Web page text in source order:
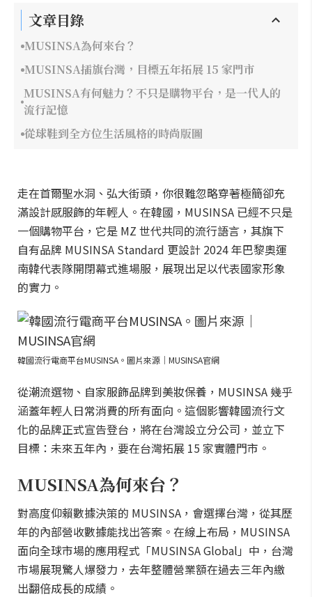
文章目錄
MUSINSA為何來台？
MUSINSA插旗台灣，目標五年拓展 15 家門市
MUSINSA有何魅力？不只是購物平台，是一代人的
流行記憶
從球鞋到全方位生活風格的時尚版圖
走在首爾聖水洞、弘大街頭，你很難忽略穿著極簡卻充
滿設計感服飾的年輕人。在韓國，MUSINSA 已經不只是
一個購物平台，它是 MZ 世代共同的流行語言，其旗下
自有品牌 MUSINSA Standard 更設計 2024 年巴黎奧運
南韓代表隊開閉幕式進場服，展現出足以代表國家形象
的實力。
韓國流行電商平台MUSINSA。圖片來源｜MUSINSA官網
從潮流選物、自家服飾品牌到美妝保養，MUSINSA 幾乎
涵蓋年輕人日常消費的所有面向。這個影響韓國流行文
化的品牌正式宣告登台，將在台灣設立分公司，並立下
目標：未來五年內，要在台灣拓展 15 家實體門市。
MUSINSA為何來台？
對高度仰賴數據決策的 MUSINSA，會選擇台灣，從其歷
年的內部營收數據能找出答案。在線上布局，MUSINSA
面向全球市場的應用程式「MUSINSA Global」中，台灣
市場展現驚人爆發力，去年整體營業額在過去三年內繳
出翻倍成長的成績。